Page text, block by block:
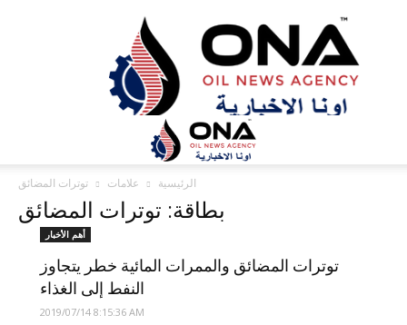
ONA™
NEWS
/
أونا
الاخبارية
الرئيسية علامات توترات المضائق
بطاقة: توترات المضائق
أهم الأخبار
توترات المضائق والممرات المائية خطر يتجاوز
النفط إلى الغذاء
2019/07/14 8:15:36 AM